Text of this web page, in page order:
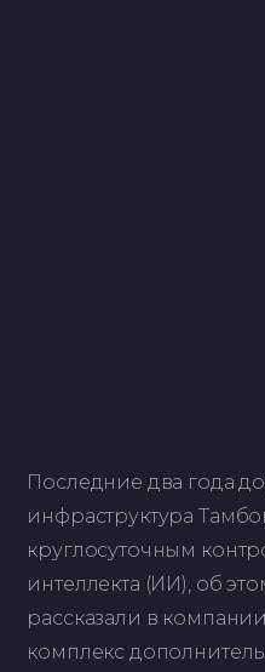
Последние два года
инфраструктура
круглосуточным
интеллекта (ИИ), об
рассказали в
комплекс